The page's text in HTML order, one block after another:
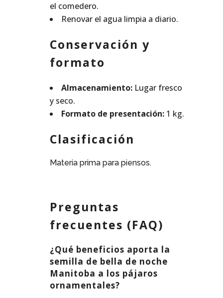
el comedero.
Renovar el agua limpia a diario.
Conservación y
formato
Almacenamiento: Lugar fresco
y seco.
Formato de presentación: 1 kg.
Clasificación
Materia prima para piensos.
Preguntas
frecuentes (FAQ)
¿Qué beneficios aporta la
semilla de bella de noche
Manitoba a los pájaros
ornamentales?